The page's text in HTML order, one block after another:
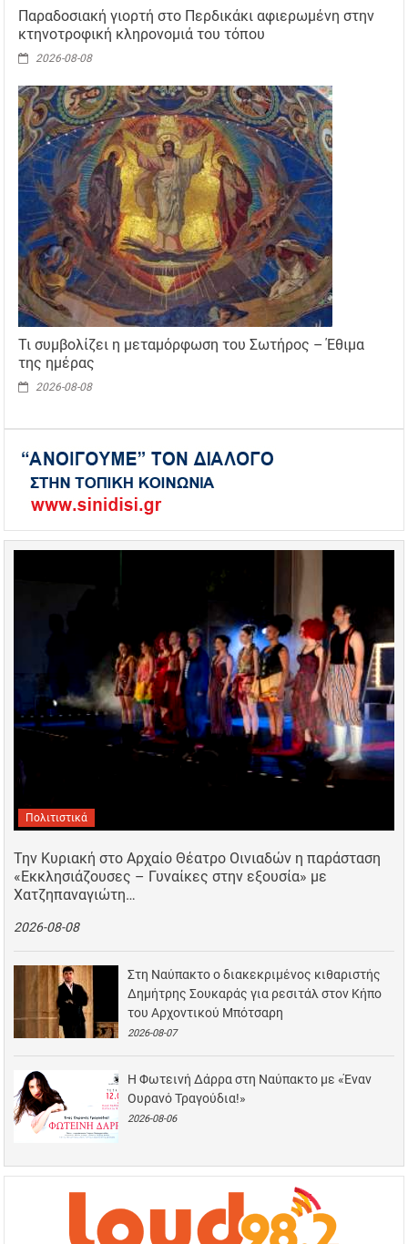
Παραδοσιακή γιορτή στο Περδικάκι αφιερωμένη στην
κτηνοτροφική κληρονομιά του τόπου
2026-08-08
Τι συμβολίζει η μεταμόρφωση του Σωτήρος – Έθιμα
της ημέρας
2026-08-08
Πολιτιστικά
Την Κυριακή στο Αρχαίο Θέατρο Οινιαδών η παράσταση
«Εκκλησιάζουσες – Γυναίκες στην εξουσία» με
Χατζηπαναγιώτη…
2026-08-08
Στη Ναύπακτο ο διακεκριμένος κιθαριστής
Δημήτρης Σουκαράς για ρεσιτάλ στον Κήπο
του Αρχοντικού Μπότσαρη
2026-08-07
Η Φωτεινή Δάρρα στη Ναύπακτο με «Έναν
Ουρανό Τραγούδια!»
2026-08-06